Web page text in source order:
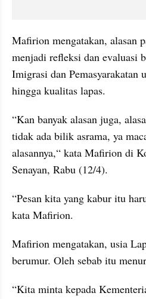
Mafirion mengatakan, alasan
menjadi refleksi dan evaluasi
Imigrasi dan Pemasyarakatan
hingga kualitas lapas.
“Kan banyak alasan juga,
tidak ada bilik asrama, ya
alasannya,“ kata Mafirion di
Senayan, Rabu (12/4).
“Pesan kita yang kabur itu
kata Mafirion.
Mafirion mengatakan, usia
berumur. Oleh sebab itu
“Kita minta kepada